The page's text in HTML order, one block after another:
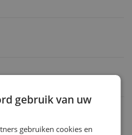
gebruik van uw
gebruiken cookies en